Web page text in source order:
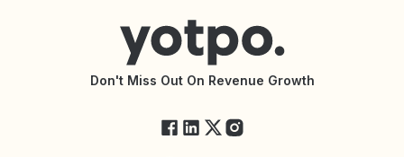
Dichiarazione di accessibilità
Documentazione API
Stato di YotpoDon't Miss Out On Revenue Growth